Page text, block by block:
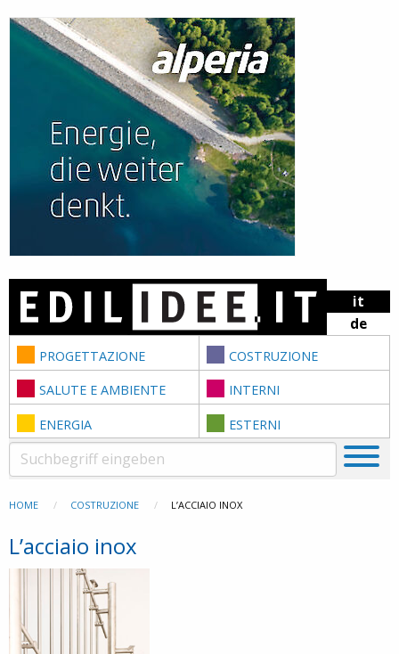
Skip to content
it
de
PROGETTAZIONE COSTRUZIONE
SALUTE E AMBIENTE INTERNI
ENERGIA ESTERNI
HOME COSTRUZIONE L’ACCIAIO INOX
L’acciaio inox